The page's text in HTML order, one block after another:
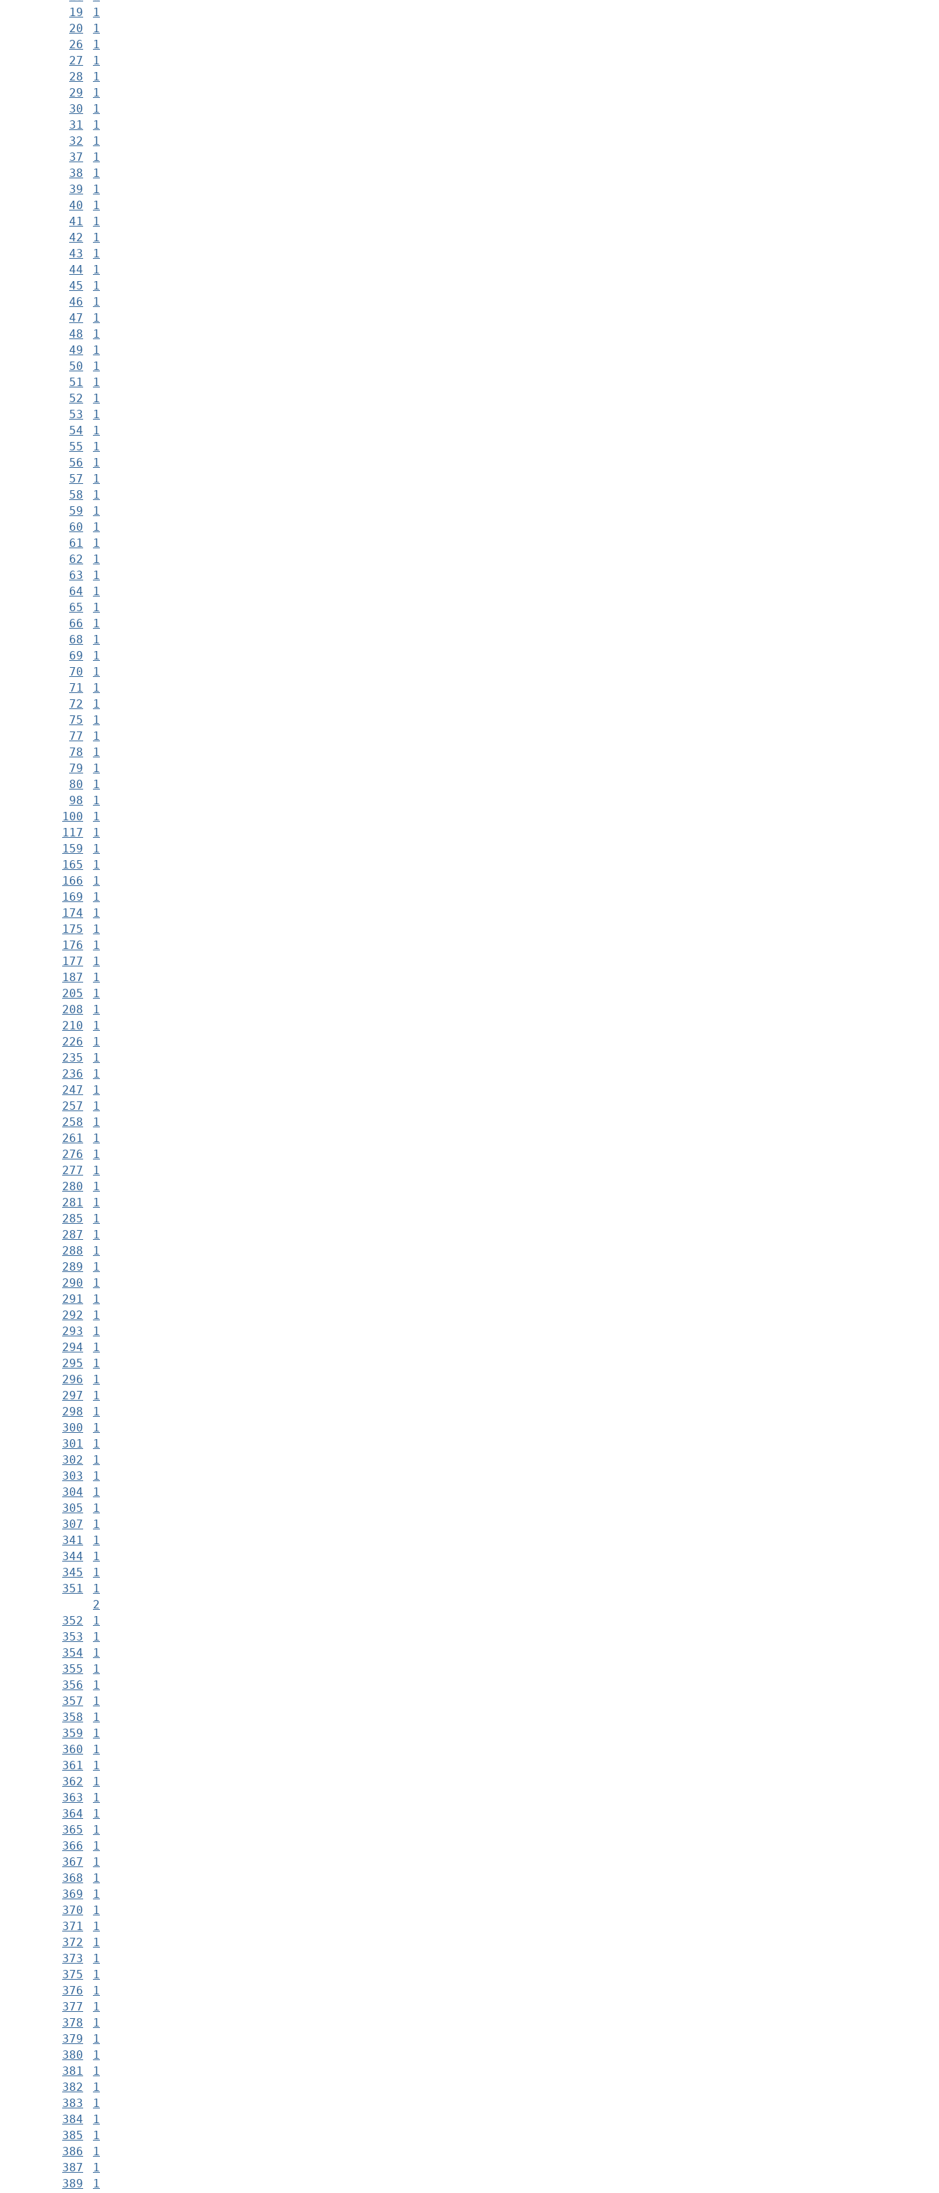
19
1
20
1
26
1
27
1
28
1
29
1
30
1
31
1
32
1
37
1
38
1
39
1
40
1
41
1
42
1
43
1
44
1
45
1
46
1
47
1
48
1
49
1
50
1
51
1
52
1
53
1
54
1
55
1
56
1
57
1
58
1
59
1
60
1
61
1
62
1
63
1
64
1
65
1
66
1
68
1
69
1
70
1
71
1
72
1
75
1
77
1
78
1
79
1
80
1
98
1
100
1
117
1
159
1
165
1
166
1
169
1
174
1
175
1
176
1
177
1
187
1
205
1
208
1
210
1
226
1
235
1
236
1
247
1
257
1
258
1
261
1
276
1
277
1
280
1
281
1
285
1
287
1
288
1
289
1
290
1
291
1
292
1
293
1
294
1
295
1
296
1
297
1
298
1
300
1
301
1
302
1
303
1
304
1
305
1
307
1
341
1
344
1
345
1
351
1
2
352
1
353
1
354
1
355
1
356
1
357
1
358
1
359
1
360
1
361
1
362
1
363
1
364
1
365
1
366
1
367
1
368
1
369
1
370
1
371
1
372
1
373
1
375
1
376
1
377
1
378
1
379
1
380
1
381
1
382
1
383
1
384
1
385
1
386
1
387
1
389
1